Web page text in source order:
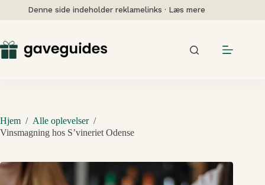
Denne side indeholder reklamelinks · Læs mere
Hjem / Alle oplevelser /
Vinsmagning hos S’vineriet Odense